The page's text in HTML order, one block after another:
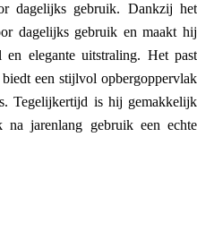
dagelijks gebruik. Dankzij het
dagelijks gebruik en maakt hij
elegante uitstraling. Het past
een stijlvol opbergoppervlak
Tegelijkertijd is hij gemakkelijk
jarenlang gebruik een echte